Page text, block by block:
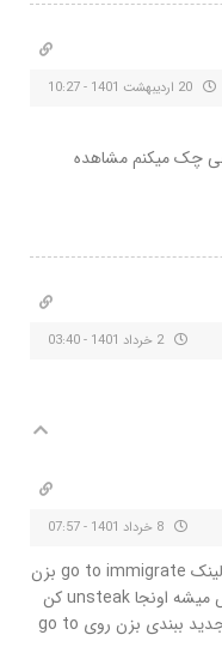
چک میکنم مشاهده
2 خرداد 1401 - 03:40
گزینه finished رو فعال کن بعد روی لینک go to immigrate بزن
در قسمت old pool قراردادت مشخص میشه اونجا unsteak کن
میره تو کیف پولت اگه بخوای قرارداد جدید ببندی بزن روی go to